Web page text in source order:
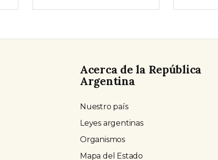
Acerca de la República
Argentina
Nuestro país
Leyes argentinas
Organismos
Mapa del Estado